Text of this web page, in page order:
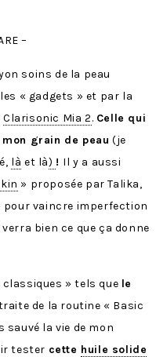
–
soins de la peau
« gadgets » et par la
Clarisonic Mia 2. Celle qui
grain de peau (je
là et là) ! Il y a aussi
» proposée par Talika,
pour vaincre imperfection
bien ce que ça donne
» tels que le
de la routine « Basic
sauvé la vie de mon
tester cette huile solide